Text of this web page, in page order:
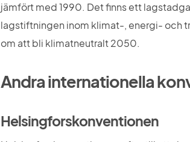
jämfört med 1990. Det finns ett
lagstiftningen inom klimat-, energi- och
om att bli klimatneutralt 2050.
Andra internationella
Helsingforskonventionen